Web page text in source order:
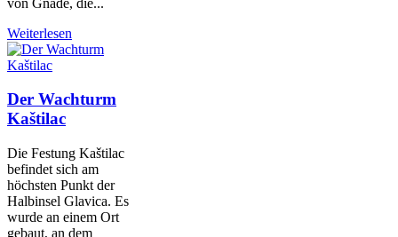
Weiterlesen
Der Wachturm
Kaštilac
Die Festung Kaštilac
befindet sich am
höchsten Punkt der
Halbinsel Glavica. Es
wurde an einem Ort
gebaut, an dem